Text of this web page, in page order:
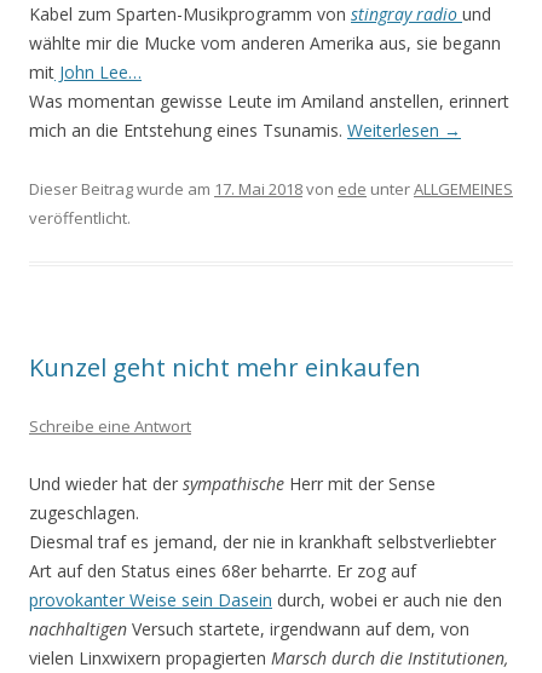
Kabel zum Sparten-Musikprogramm von stingray radio und
wählte mir die Mucke vom anderen Amerika aus, sie begann
mit John Lee…
Was momentan gewisse Leute im Amiland anstellen, erinnert
mich an die Entstehung eines Tsunamis. Weiterlesen →
Dieser Beitrag wurde am 17. Mai 2018von ede unterALLGEMEINES
veröffentlicht.
Kunzel geht nicht mehr einkaufen
Schreibe eine Antwort
Und wieder hat der sympathische Herr mit der Sense
zugeschlagen.
Diesmal traf es jemand, der nie in krankhaft selbstverliebter
Art auf den Status eines 68er beharrte. Er zog auf
provokanter Weise sein Dasein durch, wobei er auch nie den
nachhaltigen Versuch startete, irgendwann auf dem, von
vielen Linxwixern propagierten Marsch durch die Institutionen,